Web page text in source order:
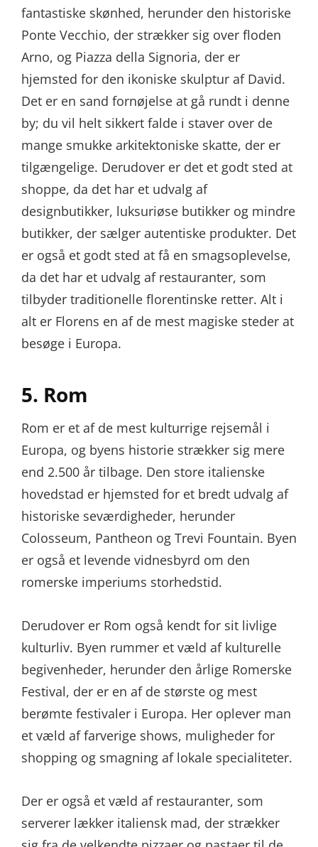
fantastiske skønhed, herunder den historiske
Ponte Vecchio, der strækker sig over floden
Arno, og Piazza della Signoria, der er
hjemsted for den ikoniske skulptur af David.
Det er en sand fornøjelse at gå rundt i denne
by; du vil helt sikkert falde i staver over de
mange smukke arkitektoniske skatte, der er
tilgængelige. Derudover er det et godt sted at
shoppe, da det har et udvalg af
designbutikker, luksuriøse butikker og mindre
butikker, der sælger autentiske produkter. Det
er også et godt sted at få en smagsoplevelse,
da det har et udvalg af restauranter, som
tilbyder traditionelle florentinske retter. Alt i
alt er Florens en af de mest magiske steder at
besøge i Europa.
5. Rom
Rom er et af de mest kulturrige rejsemål i
Europa, og byens historie strækker sig mere
end 2.500 år tilbage. Den store italienske
hovedstad er hjemsted for et bredt udvalg af
historiske seværdigheder, herunder
Colosseum, Pantheon og Trevi Fountain. Byen
er også et levende vidnesbyrd om den
romerske imperiums storhedstid.
Derudover er Rom også kendt for sit livlige
kulturliv. Byen rummer et væld af kulturelle
begivenheder, herunder den årlige Romerske
Festival, der er en af de største og mest
berømte festivaler i Europa. Her oplever man
et væld af farverige shows, muligheder for
shopping og smagning af lokale specialiteter.
Der er også et væld af restauranter, som
serverer lækker italiensk mad, der strækker